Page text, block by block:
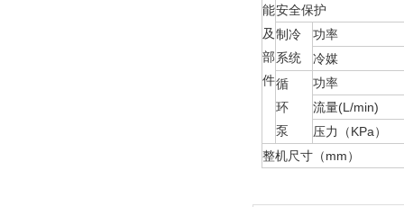
能
及
部
件
安全保护
制冷
系统
功率
冷媒
循
环
泵
功率
流量(L/min)
压力（KPa）
整机尺寸（mm）